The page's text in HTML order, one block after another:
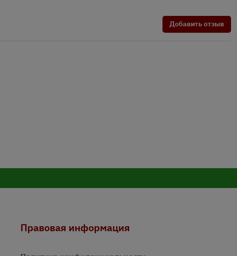
Добавить отзыв
Правовая информация